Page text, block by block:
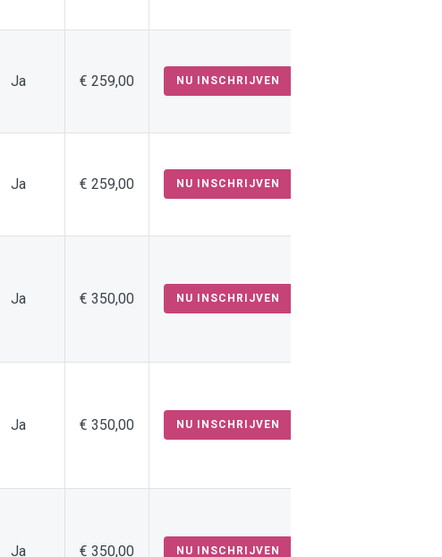
Ja € 259,00 NU INSCHRIJVEN
Ja € 259,00 NU INSCHRIJVEN
Ja € 350,00 NU INSCHRIJVEN
Ja € 350,00 NU INSCHRIJVEN
Ja € 350,00 NU INSCHRIJVEN